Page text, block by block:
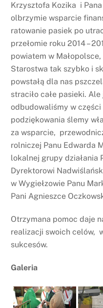
Krzysztofa Kozika i
olbrzymie wsparcie
ratowanie pasiek po
przełomie roku 2014 –
powiatem w
Starostwa tak szybko i
powstałą dla nas
straciło całe pasieki.
odbudowaliśmy w
podziękowania ślemy
za wsparcie,
rolniczej Panu Edwarda
lokalnej grupy działania
Dyrektorowi
w Wygiełzowie Panu
Pani Agnieszce
Otrzymana pomoc daje
realizacji swoich celów,
sukcesów.
Galeria